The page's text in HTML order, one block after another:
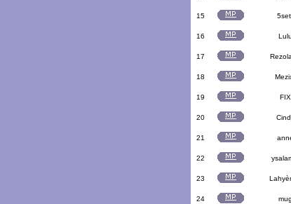
15
16 Lulu
17
18
19 FIX
20
21
22
23
24 mug